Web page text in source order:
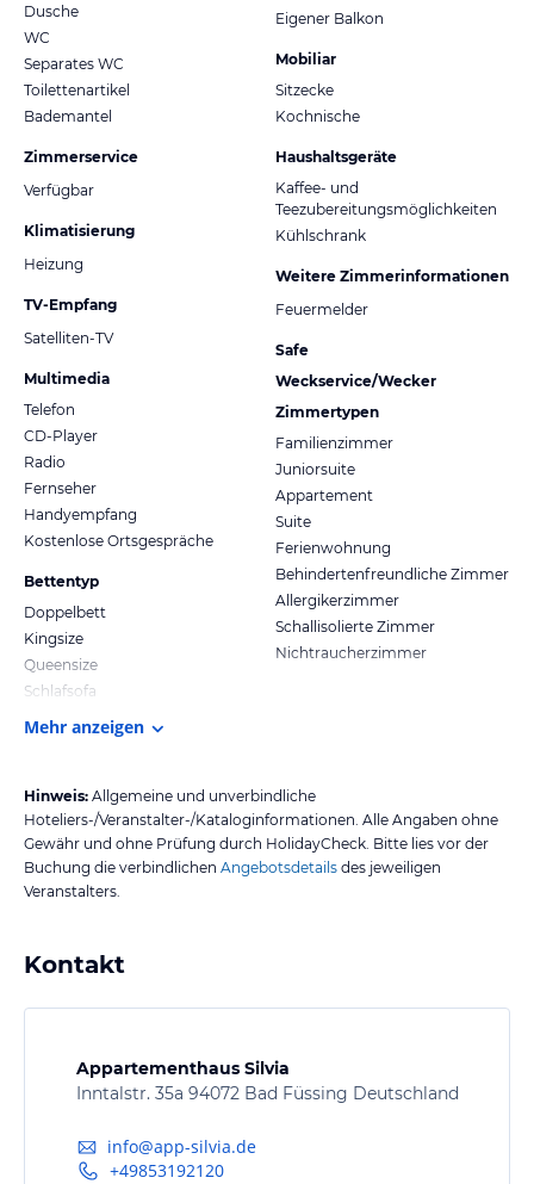
Dusche
WC
Separates WC
Toilettenartikel
Bademantel
Zimmerservice
Verfügbar
Klimatisierung
Heizung
TV-Empfang
Satelliten-TV
Multimedia
Telefon
CD-Player
Radio
Fernseher
Handyempfang
Kostenlose Ortsgespräche
Bettentyp
Doppelbett
Kingsize
Queensize
Schlafsofa
Eigener Balkon
Mobiliar
Sitzecke
Kochnische
Haushaltsgeräte
Kaffee- und
Teezubereitungsmöglichkeiten
Kühlschrank
Weitere Zimmerinformationen
Feuermelder
Safe
Weckservice/Wecker
Zimmertypen
Familienzimmer
Juniorsuite
Appartement
Suite
Ferienwohnung
Behindertenfreundliche Zimmer
Allergikerzimmer
Schallisolierte Zimmer
Nichtraucherzimmer
Mehr anzeigen
Hinweis: Allgemeine und unverbindliche
Hoteliers-/Veranstalter-/Kataloginformationen. Alle Angaben ohne
Gewähr und ohne Prüfung durch HolidayCheck. Bitte lies vor der
Buchung die verbindlichen Angebotsdetails des jeweiligen
Veranstalters.
Kontakt
Appartementhaus Silvia
Inntalstr. 35a 94072 Bad Füssing Deutschland
info@app-silvia.de
+49853192120